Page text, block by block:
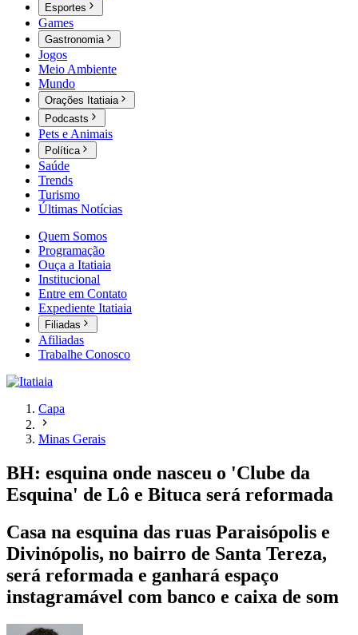
Esportes
Games
Gastronomia
Jogos
Meio Ambiente
Mundo
Orações Itatiaia
Podcasts
Pets e Animais
Política
Saúde
Trends
Turismo
Últimas Notícias
Quem Somos
Programação
Ouça a Itatiaia
Institucional
Entre em Contato
Expediente Itatiaia
Filiadas
Afiliadas
Trabalhe Conosco
Capa
Minas Gerais
BH: esquina onde nasceu o 'Clube da
Esquina' de Lô e Bituca será reformada
Casa na esquina das ruas Paraisópolis e
Divinópolis, no bairro de Santa Tereza,
será reformada e ganhará espaço
instagramável com banco e caixa de som